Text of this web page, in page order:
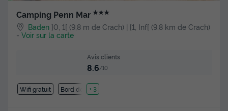
Camping Penn Mar ★★★
Baden ]0, 1[ (9,8 m de Crach) | [1, Inf[ (9,8 km de Crach)
- Voir sur la carte
Avis clients
8.6/10
Wifi gratuit Bord de mer
+ 3